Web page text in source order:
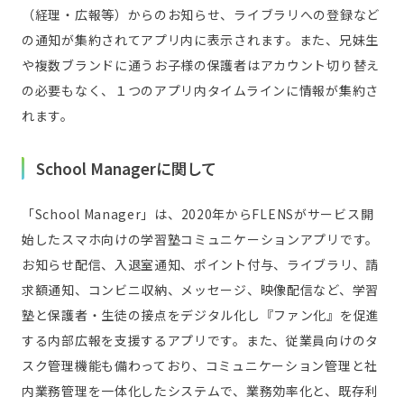
（経理・広報等）からのお知らせ、ライブラリへの登録など
の通知が集約されてアプリ内に表示されます。また、兄妹生
や複数ブランドに通うお子様の保護者はアカウント切り替え
の必要もなく、１つのアプリ内タイムラインに情報が集約さ
れます。
School Managerに関して
「School Manager」は、2020年からFLENSがサービス開
始したスマホ向けの学習塾コミュニケーションアプリです。
お知らせ配信、入退室通知、ポイント付与、ライブラリ、請
求額通知、コンビニ収納、メッセージ、映像配信など、学習
塾と保護者・生徒の接点をデジタル化し『ファン化』を促進
する内部広報を支援するアプリです。また、従業員向けのタ
スク管理機能も備わっており、コミュニケーション管理と社
内業務管理を一体化したシステムで、業務効率化と、既存利